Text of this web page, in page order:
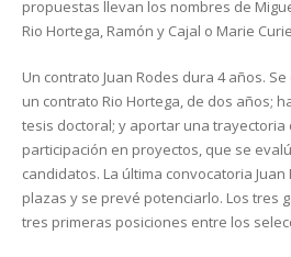
propuestas llevan los nombres de
Rio Hortega, Ramón y Cajal o Marie
Un contrato Juan Rodes dura 4 años.
un contrato Rio Hortega, de dos años;
tesis doctoral; y aportar una trayectoria
participación en proyectos, que se
candidatos. La última convocatoria
plazas y se prevé potenciarlo. Los tres
tres primeras posiciones entre los